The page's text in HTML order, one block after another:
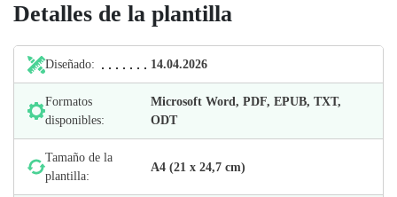
Detalles de la plantilla
Diseñado: 14.04.2026
Formatos
disponibles:
Microsoft Word, PDF, EPUB, TXT,
ODT
Tamaño de la
plantilla:
А4 (21 х 24,7 cm)